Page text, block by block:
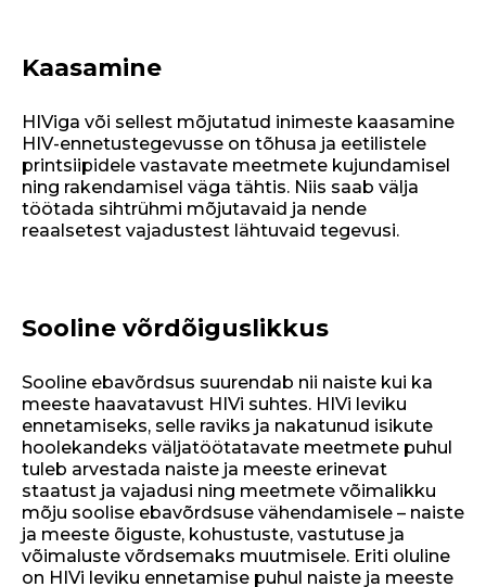
Kaasamine
HIViga või sellest mõjutatud inimeste kaasamine
HIV-ennetustegevusse on tõhusa ja eetilistele
printsiipidele vastavate meetmete kujundamisel
ning rakendamisel väga tähtis. Niis saab välja
töötada sihtrühmi mõjutavaid ja nende
reaalsetest vajadustest lähtuvaid tegevusi.
Sooline võrdõiguslikkus
Sooline ebavõrdsus suurendab nii naiste kui ka
meeste haavatavust HIVi suhtes. HIVi leviku
ennetamiseks, selle raviks ja nakatunud isikute
hoolekandeks väljatöötatavate meetmete puhul
tuleb arvestada naiste ja meeste erinevat
staatust ja vajadusi ning meetmete võimalikku
mõju soolise ebavõrdsuse vähendamisele – naiste
ja meeste õiguste, kohustuste, vastutuse ja
võimaluste võrdsemaks muutmisele. Eriti oluline
on HIVi leviku ennetamise puhul naiste ja meeste